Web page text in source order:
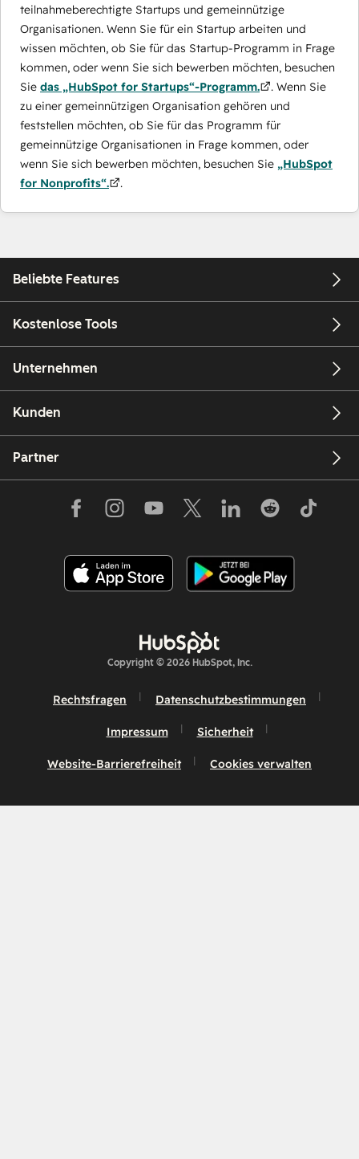
teilnahmeberechtigte Startups und gemeinnützige
Organisationen. Wenn Sie für ein Startup arbeiten und
wissen möchten, ob Sie für das Startup-Programm in Frage
kommen, oder wenn Sie sich bewerben möchten, besuchen
Sie das „HubSpot for Startups“-Programm.
. Wenn Sie
zu einer gemeinnützigen Organisation gehören und
feststellen möchten, ob Sie für das Programm für
gemeinnützige Organisationen in Frage kommen, oder
wenn Sie sich bewerben möchten, besuchen Sie „HubSpot
for Nonprofits“.
.
Beliebte Features
Kostenlose Tools
Unternehmen
Kunden
Partner
Copyright © 2026 HubSpot, Inc.
Rechtsfragen Datenschutzbestimmungen
Impressum Sicherheit
Website-Barrierefreiheit Cookies verwalten